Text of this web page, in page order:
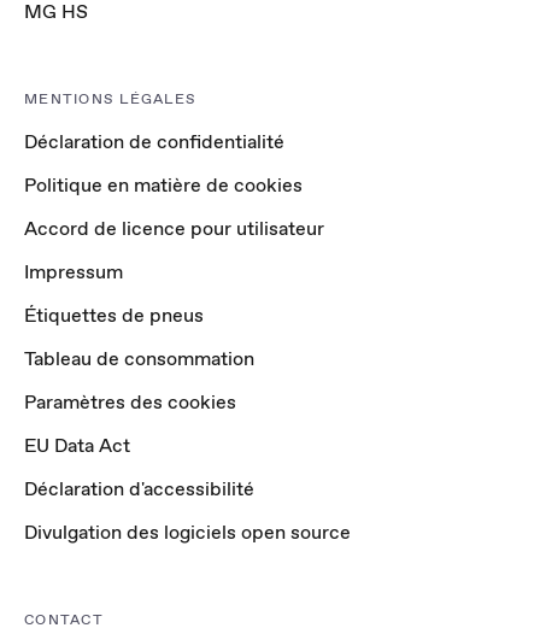
MG HS
MENTIONS LÉGALES
Déclaration de confidentialité
Politique en matière de cookies
Accord de licence pour utilisateur
Impressum
Étiquettes de pneus
Tableau de consommation
Paramètres des cookies
EU Data Act
Déclaration d'accessibilité
Divulgation des logiciels open source
CONTACT